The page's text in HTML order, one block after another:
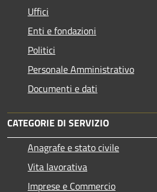
Uffici
Enti e fondazioni
Politici
Personale Amministrativo
Documenti e dati
CATEGORIE DI SERVIZIO
Anagrafe e stato civile
Vita lavorativa
Imprese e Commercio